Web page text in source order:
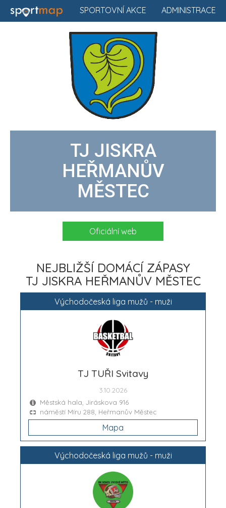
ADMINISTRACE
SPORTOVNÍ AKCE
TJ JISKRA
HEŘMANŮV
MĚSTEC
Oficiální web
NEJBLIŽŠÍ DOMÁCÍ ZÁPASY
TJ JISKRA HEŘMANŮV MĚSTEC
Východočeská liga mužů - muži
TJ TUŘI Svitavy
3.10.2026
Městská hala, Jiráskova 916
náměstí Míru 288, Heřmanův Městec
Mapa
Východočeská liga mužů - muži